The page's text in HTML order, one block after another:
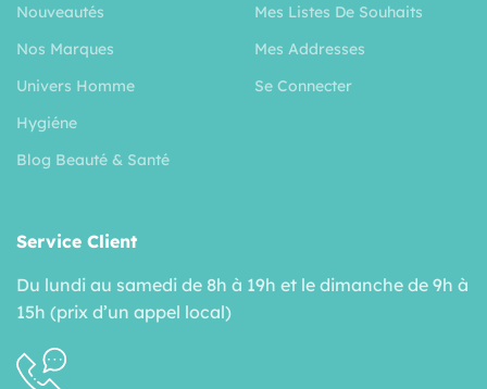
Nouveautés
Nos Marques
Univers Homme
Hygiéne
Blog Beauté & Santé
Mes Listes De Souhaits
Mes Addresses
Se Connecter
Service Client
Du lundi au samedi de 8h à 19h et le dimanche de 9h à
15h (prix d’un appel local)